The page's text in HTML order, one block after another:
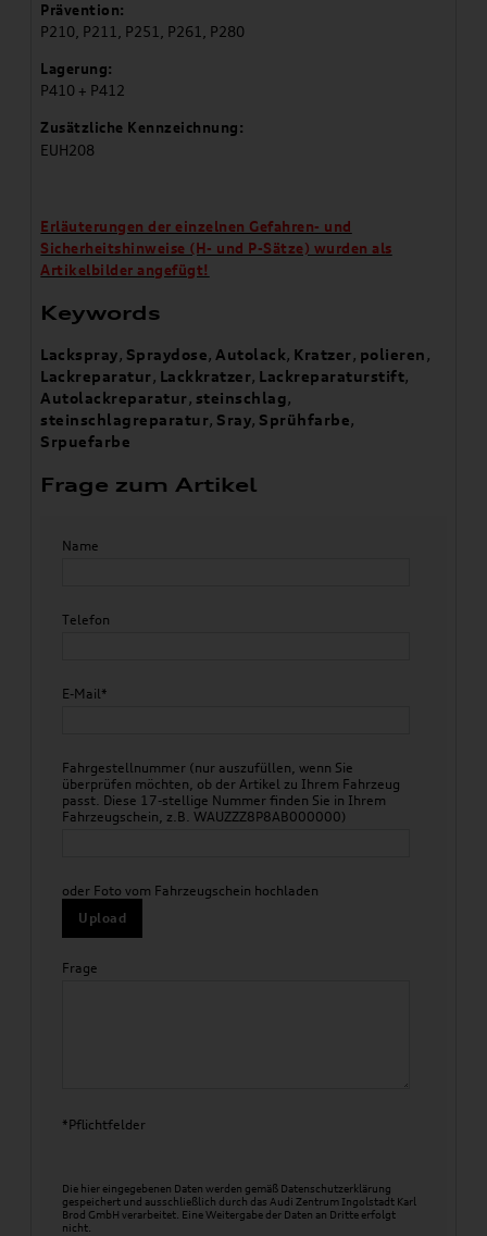
Prävention:
P210, P211, P251, P261, P280
Lagerung:
P410 + P412
Zusätzliche Kennzeichnung:
EUH208
Erläuterungen der einzelnen Gefahren- und
Sicherheitshinweise (H- und P-Sätze) wurden als
Artikelbilder angefügt!
Keywords
Lackspray, Spraydose, Autolack, Kratzer, polieren,
Lackreparatur, Lackkratzer, Lackreparaturstift,
Autolackreparatur, steinschlag,
steinschlagreparatur, Sray, Sprühfarbe,
Srpuefarbe
Frage zum Artikel
Name
Telefon
E-Mail*
Fahrgestellnummer (nur auszufüllen, wenn Sie
überprüfen möchten, ob der Artikel zu Ihrem Fahrzeug
passt. Diese 17-stellige Nummer finden Sie in Ihrem
Fahrzeugschein, z.B. WAUZZZ8P8AB000000)
oder Foto vom Fahrzeugschein hochladen
Upload
Frage
*Pflichtfelder
Die hier eingegebenen Daten werden gemäß Datenschutzerklärung
gespeichert und ausschließlich durch das Audi Zentrum Ingolstadt Karl
Brod GmbH verarbeitet. Eine Weitergabe der Daten an Dritte erfolgt
nicht.